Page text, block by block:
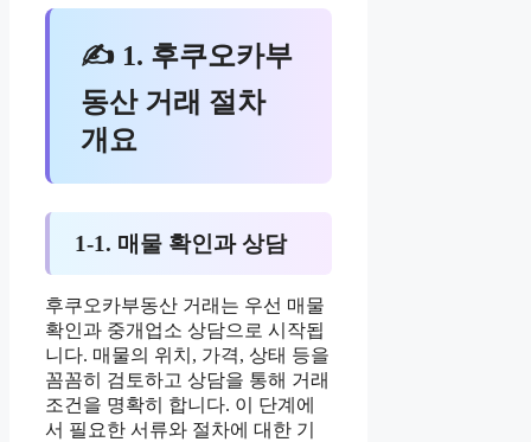
✍ 1. 후쿠오카부
동산 거래 절차
개요
1-1. 매물 확인과 상담
후쿠오카부동산 거래는 우선 매물
확인과 중개업소 상담으로 시작됩
니다. 매물의 위치, 가격, 상태 등을
꼼꼼히 검토하고 상담을 통해 거래
조건을 명확히 합니다. 이 단계에
서 필요한 서류와 절차에 대한 기